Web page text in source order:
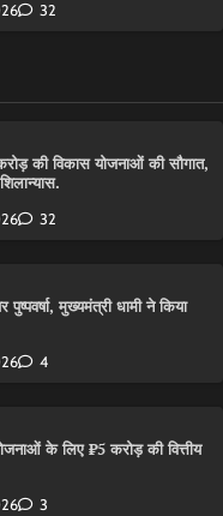
32
की विकास योजनाओं की सौगात,
32
पुष्पवर्षा, मुख्यमंत्री धामी ने किया
4
के लिए ₹5 करोड़ की वित्तीय
3